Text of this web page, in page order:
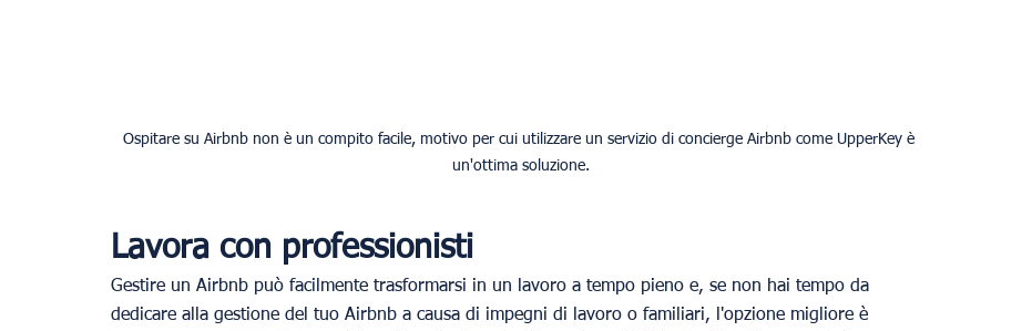
Ospitare su Airbnb non è un compito facile, motivo per cui utilizzare un servizio di concierge Airbnb come UpperKey è
un'ottima soluzione.
Lavora con professionisti
Gestire un Airbnb può facilmente trasformarsi in un lavoro a tempo pieno e, se non hai tempo da
dedicare alla gestione del tuo Airbnb a causa di impegni di lavoro o familiari, l'opzione migliore è